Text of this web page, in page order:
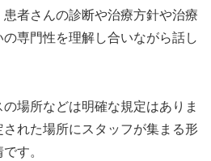
者さんの診断や治療方針や治療
専門性を理解し合いながら話し
場所などは明確な規定はありま
れた場所にスタッフが集まる形
す。